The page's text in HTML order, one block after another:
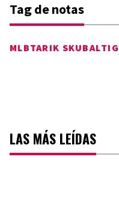
Tag de notas
MLBTARIK SKUBAL
LAS MÁS LEÍDAS